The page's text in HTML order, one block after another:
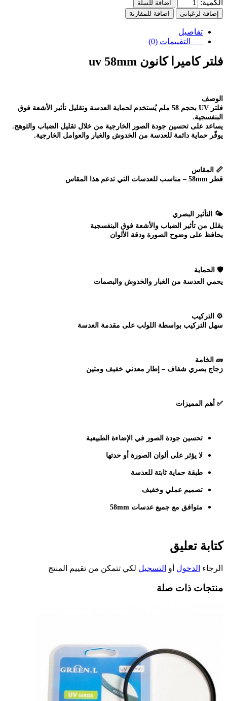
الكمية:
اضافة للسلة
إضافة لرغباتي
اضافة للمقارنة
تفاصيل
التقييمات (0)
فلتر كاميرا كانون uv 58mm
الوصف
فلتر UV بحجم 58 ملم يُستخدم لحماية العدسة وتقليل تأثير الأشعة فوق
البنفسجية.
يساعد على تحسين جودة الصور الخارجية من خلال تقليل الضباب والتوهج.
يوفّر حماية دائمة للعدسة من الخدوش والغبار والعوامل الخارجية.
📏 المقاس
قطر 58mm – مناسب للعدسات التي تدعم هذا المقاس
🌤️ التأثير البصري
يقلل من تأثير الضباب والأشعة فوق البنفسجية
يحافظ على وضوح الصورة ودقة الألوان
🛡️ الحماية
يحمي العدسة من الغبار والخدوش والبصمات
⚙️ التركيب
سهل التركيب بواسطة اللولب على مقدمة العدسة
🧱 الخامة
زجاج بصري شفاف – إطار معدني خفيف ومتين
✅ أهم المميزات
تحسين جودة الصور في الإضاءة الطبيعية
لا يؤثر على ألوان الصورة أو حدتها
طبقة حماية ثابتة للعدسة
تصميم عملي وخفيف
متوافق مع جميع عدسات 58mm
كتابة تعليق
الرجاء الدخول أو التسجيل لكي تتمكن من تقييم المنتج
منتجات ذات صلة